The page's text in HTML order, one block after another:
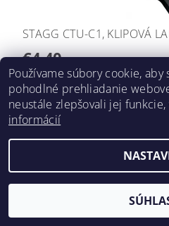
STAGG CTU-C1, KLIPOVÁ
€4,40
2026 ©hudobnavychova.sk
Vytvoril
Používame súbory cookie, aby
pohodlné prehliadanie
neustále zlepšovali jej
informácií